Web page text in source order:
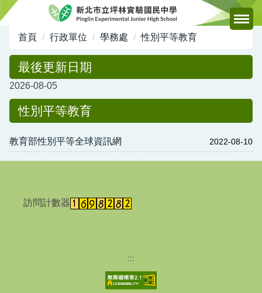
跳
容
首頁 行政單位 學務處 性別平等教育
最後更新日期
2026-08-05
性別平等教育
教育部性別平等全球資訊網 2022-08-10
訪問計數器
:::